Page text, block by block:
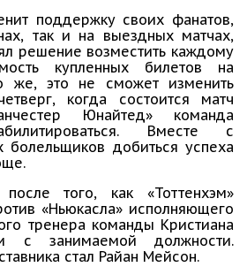
поддержку своих фанатов,
так и на выездных матчах,
решение возместить каждому
купленных билетов на
же, это не сможет изменить
когда состоится матч
Юнайтед» команда
Вместе с
добиться успеха
того, как «Тоттенхэм»
«Ньюкасла» исполняющего
тренера команды Кристиана
с занимаемой должности.
стал Райан Мейсон.